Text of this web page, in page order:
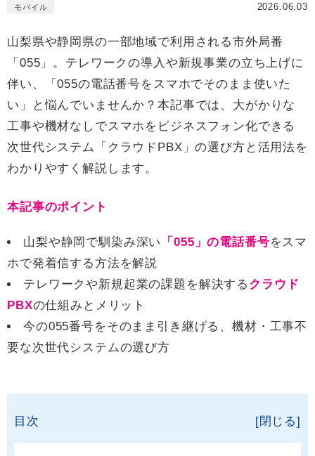
モバイル 2026.06.03
山梨県や静岡県の一部地域で利用される市外局番
「055」。テレワークの導入や新規事業の立ち上げに
伴い、「055の電話番号をスマホでそのまま使いた
い」と悩んでいませんか？本記事では、大がかりな
工事や機材なしでスマホをビジネスフォン化できる
次世代システム「クラウドPBX」の選び方と活用法を
わかりやすく解説します。
本記事のポイント
山梨や静岡で馴染み深い 「055」の電話番号をスマ
ホで発着信する方法を解説
テレワークや新規起業の課題を解決する クラウド
PBXの仕組みとメリット
今の055番号をそのまま引き継げる、機材・工事不
要な次世代システムの選び方
目次 [閉じる]